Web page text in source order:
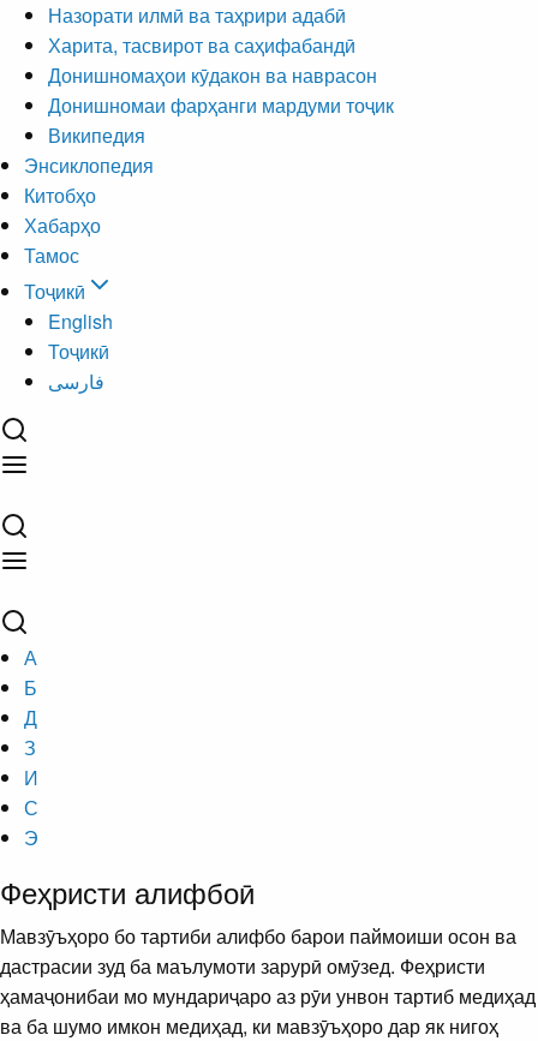
Назорати илмӣ ва таҳрири адабӣ
Харита, тасвирот ва саҳифабандӣ
Донишномаҳои кӯдакон ва наврасон
Донишномаи фарҳанги мардуми тоҷик
Википедия
Энсиклопедия
Китобҳо
Хабарҳо
Тамос
Тоҷикӣ
English
Тоҷикӣ
فارسی
А
Б
Д
З
И
С
Э
Феҳристи алифбоӣ
Мавзӯъҳоро бо тартиби алифбо барои паймоиши осон ва
дастрасии зуд ба маълумоти зарурӣ омӯзед. Феҳристи
ҳамаҷонибаи мо мундариҷаро аз рӯи унвон тартиб медиҳад
ва ба шумо имкон медиҳад, ки мавзӯъҳоро дар як нигоҳ